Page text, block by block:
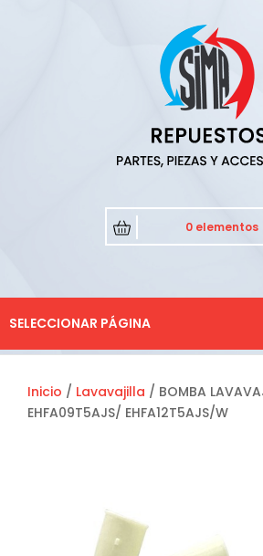
0 elementos
SELECCIONAR PÁGINA
Inicio / Lavavajilla / BOMBA
EHFA09T5AJS/ EHFA12T5AJS/W